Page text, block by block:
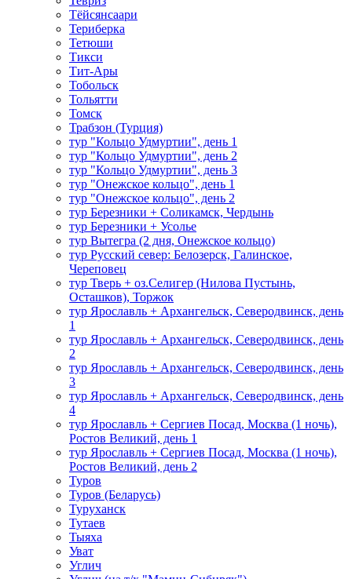
Тёйсянсаари
Териберка
Тетюши
Тикси
Тит-Ары
Тобольск
Тольятти
Томск
Трабзон (Турция)
тур "Кольцо Удмуртии", день 1
тур "Кольцо Удмуртии", день 2
тур "Кольцо Удмуртии", день 3
тур "Онежское кольцо", день 1
тур "Онежское кольцо", день 2
тур Березники + Соликамск, Чердынь
тур Березники + Усолье
тур Вытегра (2 дня, Онежское кольцо)
тур Русский север: Белозерск, Галинское,
Череповец
тур Тверь + оз.Селигер (Нилова Пустынь,
Осташков), Торжок
тур Ярославль + Архангельск, Северодвинск, день
1
тур Ярославль + Архангельск, Северодвинск, день
2
тур Ярославль + Архангельск, Северодвинск, день
3
тур Ярославль + Архангельск, Северодвинск, день
4
тур Ярославль + Сергиев Посад, Москва (1 ночь),
Ростов Великий, день 1
тур Ярославль + Сергиев Посад, Москва (1 ночь),
Ростов Великий, день 2
Туров
Туров (Беларусь)
Туруханск
Тутаев
Тыяха
Уват
Углич